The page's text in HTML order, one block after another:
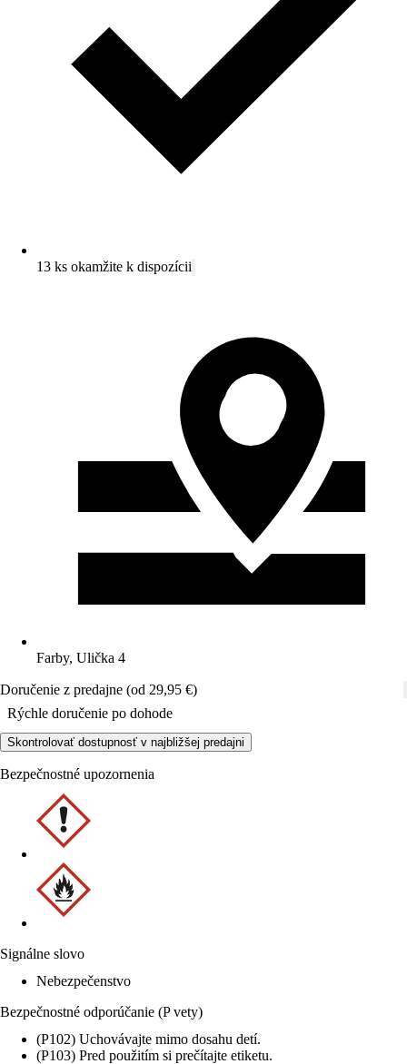
13 ks okamžite k dispozícii
Farby, Ulička 4
Doručenie z predajne (od 29,95 €)
Rýchle doručenie po dohode
Skontrolovať dostupnosť v najbližšej predajni
Bezpečnostné upozornenia
Signálne slovo
Nebezpečenstvo
Bezpečnostné odporúčanie (P vety)
(P102) Uchovávajte mimo dosahu detí.
(P103) Pred použitím si prečítajte etiketu.